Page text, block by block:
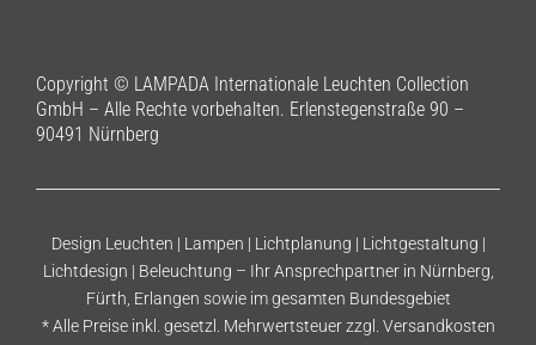
Copyright © LAMPADA Internationale Leuchten Collection
GmbH – Alle Rechte vorbehalten. Erlenstegenstraße 90 –
90491 Nürnberg
Design Leuchten | Lampen | Lichtplanung | Lichtgestaltung |
Lichtdesign | Beleuchtung – Ihr Ansprechpartner in Nürnberg,
Fürth, Erlangen sowie im gesamten Bundesgebiet
* Alle Preise inkl. gesetzl. Mehrwertsteuer zzgl. Versandkosten